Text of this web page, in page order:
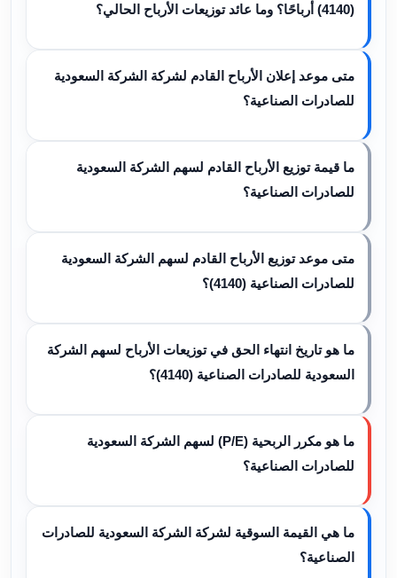
(4140) أرباحًا؟ وما عائد توزيعات الأرباح الحالي؟
متى موعد إعلان الأرباح القادم لشركة الشركة السعودية
للصادرات الصناعية؟
ما قيمة توزيع الأرباح القادم لسهم الشركة السعودية
للصادرات الصناعية؟
متى موعد توزيع الأرباح القادم لسهم الشركة السعودية
للصادرات الصناعية (4140)؟
ما هو تاريخ انتهاء الحق في توزيعات الأرباح لسهم الشركة
السعودية للصادرات الصناعية (4140)؟
ما هو مكرر الربحية (P/E) لسهم الشركة السعودية
للصادرات الصناعية؟
ما هي القيمة السوقية لشركة الشركة السعودية للصادرات
الصناعية؟